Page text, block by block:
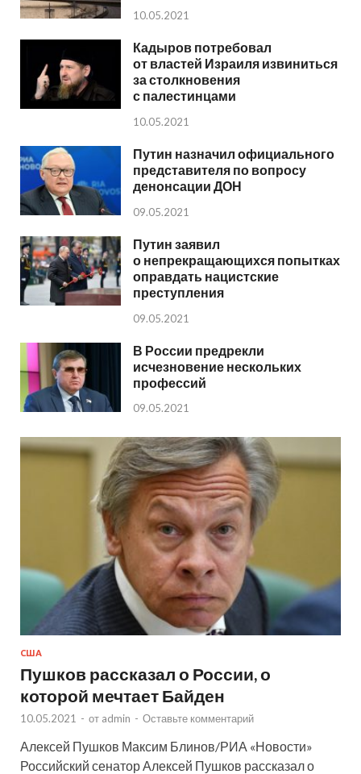
10.05.2021
Кадыров потребовал
от властей Израиля извиниться
за столкновения
с палестинцами
10.05.2021
Путин назначил официального
представителя по вопросу
денонсации ДОН
09.05.2021
Путин заявил
о непрекращающихся попытках
оправдать нацистские
преступления
09.05.2021
В России предрекли
исчезновение нескольких
профессий
09.05.2021
США
Пушков рассказал о России, о
которой мечтает Байден
10.05.2021 - от admin - Оставьте комментарий
Алексей Пушков Максим Блинов/РИА «Новости»
Российский сенатор Алексей Пушков рассказал о